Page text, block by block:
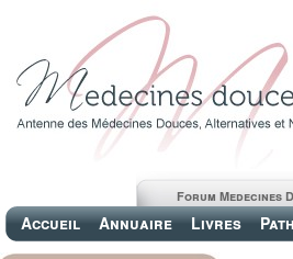
Accueil Annuaire Livres
Forum Medecines